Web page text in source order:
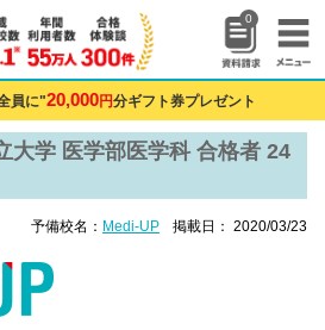
0
員に"20,000円分ギフト券プレゼント
大学 医学部医学科 合格者 24
予備校名： Medi-UP 掲載日： 2020/03/23